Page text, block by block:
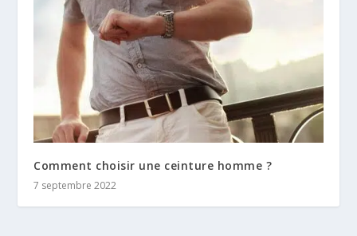
Comment choisir une ceinture homme ?
7 septembre 2022